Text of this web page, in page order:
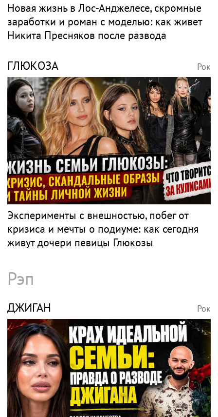
Новая жизнь в Лос-Анджелесе, скромные
заработки и роман с моделью: как живет
Никита Пресняков после развода
ГЛЮКОЗА Рок
Эксперименты с внешностью, побег от
кризиса и мечты о подиуме: как сегодня
живут дочери певицы Глюкозы
Рэп
ДЖИГАН Рок